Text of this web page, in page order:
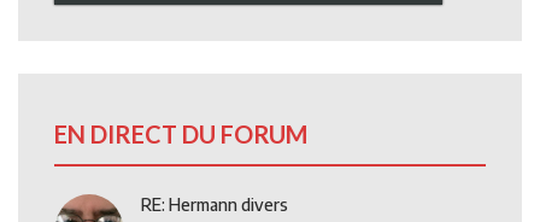
EN DIRECT DU FORUM
RE: Hermann divers